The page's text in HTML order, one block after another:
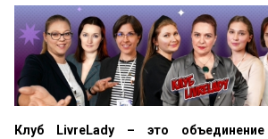
Клуб LivreLady – это